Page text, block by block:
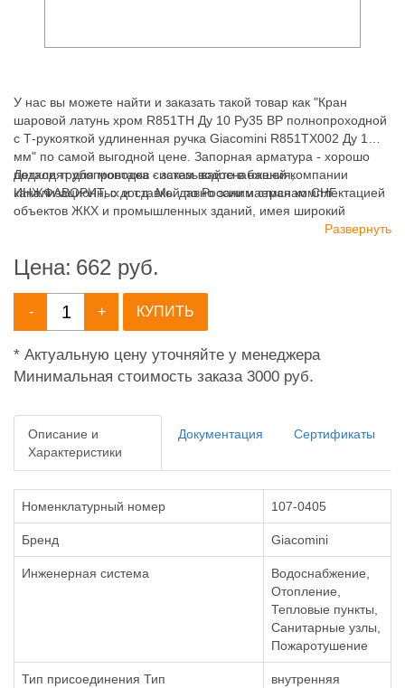
У нас вы можете найти и заказать такой товар как "Кран
шаровой латунь хром R851TH Ду 10 Ру35 ВР полнопроходной
с Т-рукояткой удлиненная ручка Giacomini R851TX002 Ду 10
мм" по самой выгодной цене. Запорная арматура - хорошо
подходят для монтажа систем водоснабжения,
канализационных и т.д. Мы давно занимаемся комплектацией
объектов ЖКХ и промышленных зданий, имея широкий
Детали трубопроводов - заказывайте в нашей компании
ИНЖФАВОРИТ, с доставкой по России и странам СНГ.
Развернуть
Цена: 662 руб.
- + КУПИТЬ
* Актуальную цену уточняйте у менеджера
Минимальная стоимость заказа 3000 руб.
Описание и
Характеристики
Документация Сертификаты
Номенклатурный номер 107-0405
Бренд Giacomini
Инженерная система
Водоснабжение,
Отопление,
Тепловые пункты,
Санитарные узлы,
Пожаротушение
Тип присоединения Тип
внутренняя